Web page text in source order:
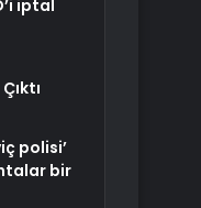
iptal
polisi’
bir